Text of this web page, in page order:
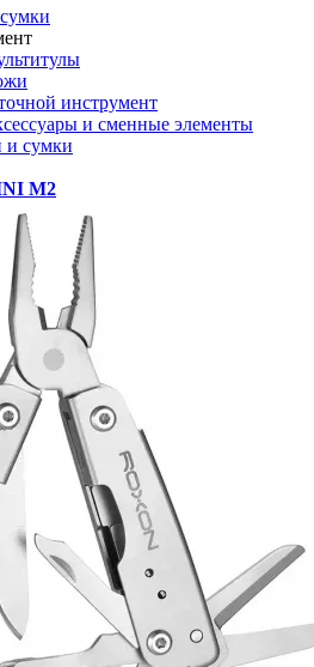
инструмент
и сменные элементы
и сумки
M2